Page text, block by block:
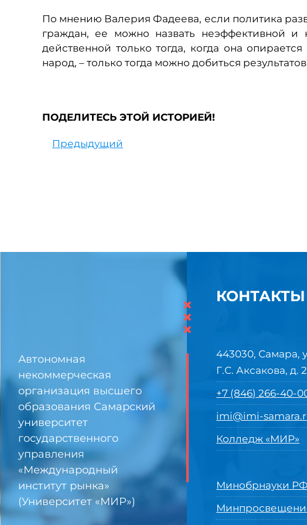
По мнению Валерия Фадеева, если политика
граждан, ее можно назвать неэффективной и
действенной только тогда, когда она
народ, – только тогда можно добиться
ПОДЕЛИТЕСЬ ЭТОЙ ИСТОРИЕЙ!
Предыдущий
Автономная
некоммерческая
организация высшего
образования Самарский
университет
государственного
управления
«Международный
институт рынка»
(Университет «МИР»)
×
×
×
КОНТАКТЫ
443030, Самара,
Г.С. Аксакова, д.
+7 (846) 266-40-
imi@imi-
Колледж «МИР»
Минобрнауки РФ